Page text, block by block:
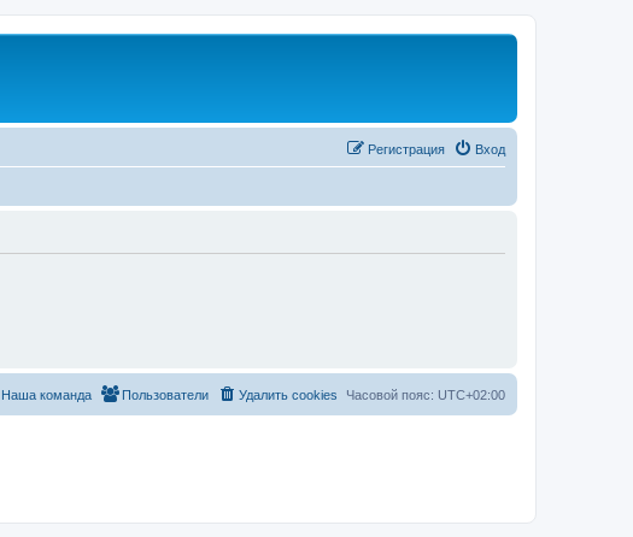
Вход
Регистрация
Часовой пояс: UTC+02:00
Удалить cookies
Пользователи
Наша команда